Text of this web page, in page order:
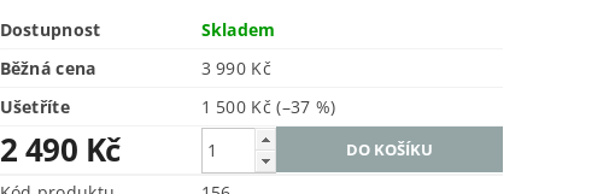
Dostupnost
Skladem
Běžná cena
3 990 Kč
Ušetříte
1 500 Kč(–37 %)
2 490 Kč